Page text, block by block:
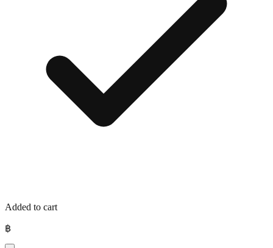
Added to cart
฿